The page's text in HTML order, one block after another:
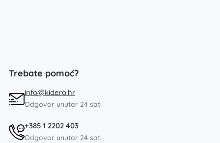
Trebate pomoć?
info@kidero.hr
Odgovor unutar 24 sati
+385 1 2202 403
Odgovor unutar 24 sati